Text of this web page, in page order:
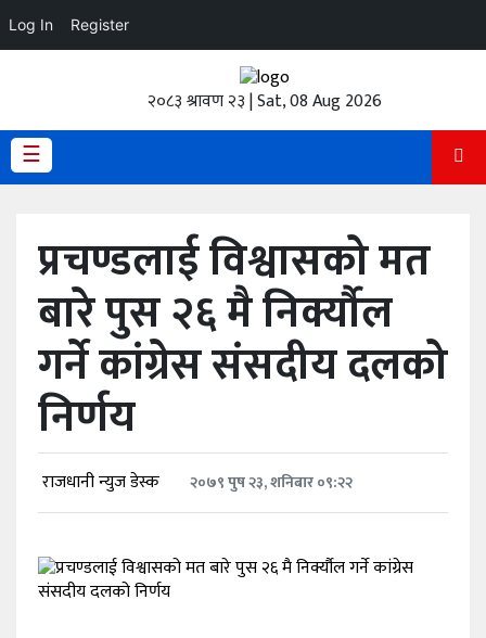
Log In Register
२०८३ श्रावण २३ | Sat, 08 Aug 2026
☰
अपडेट
प्रदेश
विचार
अन्य
प्रचण्डलाई विश्वासको मत
बारे पुस २६ मै निर्क्यौल
गर्ने कांग्रेस संसदीय दलको
निर्णय
राजधानी न्युज डेस्क २०७९ पुष २३, शनिबार ०९:२२